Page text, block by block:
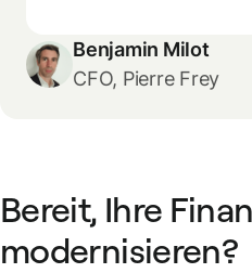
Benjamin Milot
CFO, Pierre Frey
Bereit, Ihre
modernisieren?